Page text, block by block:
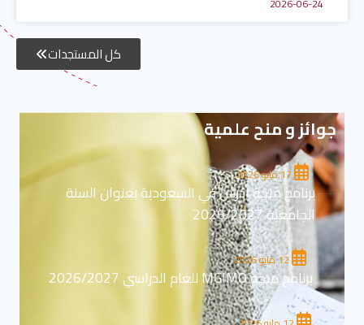
2026-06-24
كل المستجدات
جوائز و منح علمية
17 مايو 2026
برنامج منحة ادرس في السعودية بعنوان السنة
الجامعية 2026/2027
برنامج منحة MGIMO للعام الدراسي 2026/2027